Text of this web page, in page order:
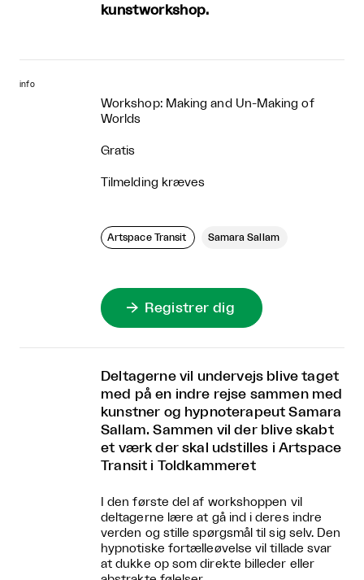
kunstworkshop.
info
Workshop: Making and Un-Making of
Worlds
Gratis
Tilmelding kræves
Artspace Transit Samara Sallam
 Registrer dig
Deltagerne vil undervejs blive taget
med på en indre rejse sammen med
kunstner og hypnoterapeut Samara
Sallam. Sammen vil der blive skabt
et værk der skal udstilles i Artspace
Transit i Toldkammeret
I den første del af workshoppen vil
deltagerne lære at gå ind i deres indre
verden og stille spørgsmål til sig selv. Den
hypnotiske fortælleøvelse vil tillade svar
at dukke op som direkte billeder eller